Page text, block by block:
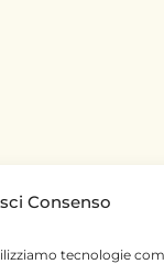
Consenso
tecnologie